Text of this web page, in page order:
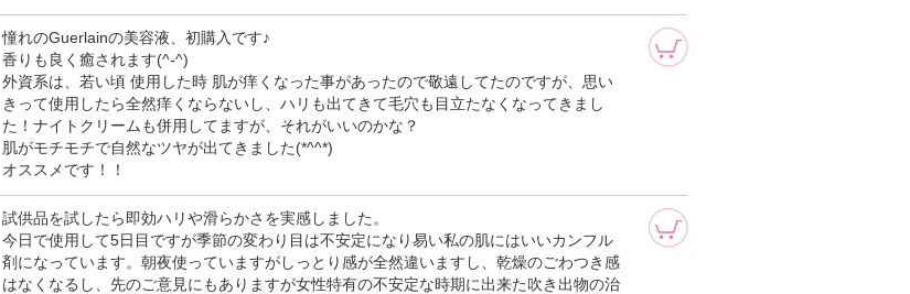
憧れのGuerlainの美容液、初購入です♪
香りも良く癒されます(^-^)
外資系は、若い頃 使用した時 肌が痒くなった事があったので敬遠してたのですが、思い
きって使用したら全然痒くならないし、ハリも出てきて毛穴も目立たなくなってきまし
た！ナイトクリームも併用してますが、それがいいのかな？
肌がモチモチで自然なツヤが出てきました(*^^*)
オススメです！！
試供品を試したら即効ハリや滑らかさを実感しました。
今日で使用して5日目ですが季節の変わり目は不安定になり易い私の肌にはいいカンフル
剤になっています。朝夜使っていますがしっとり感が全然違いますし、乾燥のごわつき感
はなくなるし、先のご意見にもありますが女性特有の不安定な時期に出来た吹き出物の治